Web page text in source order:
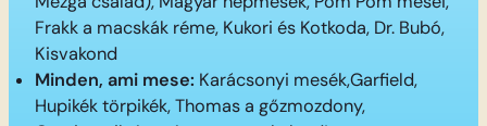
Frakk a macskák réme, Kukori és Kotkoda, Dr. Bubó,
Kisvakond
Minden, ami mese: Karácsonyi mesék,Garfield,
Hupikék törpikék, Thomas a gőzmozdony,